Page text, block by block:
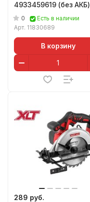
4933459619 (без АКБ)
0
Есть в наличии
Арт. 11830689
В корзину
289 руб.